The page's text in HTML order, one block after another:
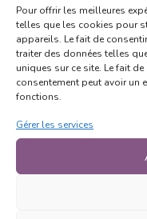
Pour offrir les meilleures
telles que les cookies pour
appareils. Le fait de
traiter des données telles
uniques sur ce site. Le fait
consentement peut avoir un
fonctions.
Gérer les services